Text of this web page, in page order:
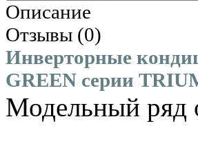
Описание
Отзывы (0)
Инверторные
GREEN серии
Модельный ряд